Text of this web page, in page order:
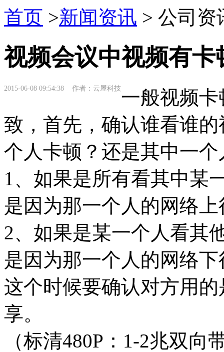
首页 >新闻资讯 > 公司资
视频会议中视频有卡
2015-06-08 09:54:38 作者：云屋科技一般视频
致，首先，确认谁看谁
个人卡顿？还是其中一
1、如果是所有看其中某
是因为那一个人的网络
2、如果是某一个人看其
是因为那一个人的网络
这个时候要确认对方用
享。
（标清480P：1-2兆双向